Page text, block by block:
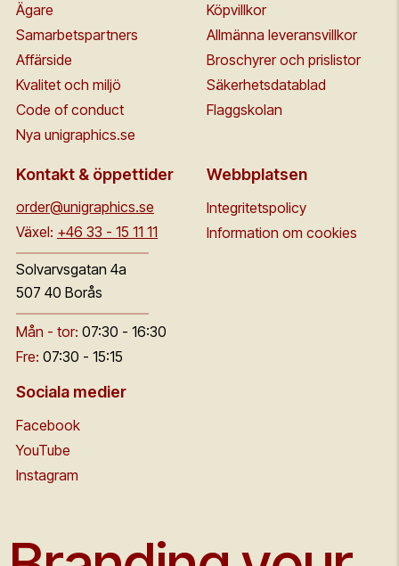
Ägare
Samarbetspartners
Affärside
Kvalitet och miljö
Code of conduct
Nya unigraphics.se
Köpvillkor
Allmänna leveransvillkor
Broschyrer och prislistor
Säkerhetsdatablad
Flaggskolan
Kontakt & öppettider
order@unigraphics.se
Växel: +46 33 - 15 11 11
Solvarvsgatan 4a
507 40 Borås
Mån - tor: 07:30 - 16:30
Fre: 07:30 - 15:15
Webbplatsen
Integritetspolicy
Information om cookies
Sociala medier
Facebook
YouTube
Instagram